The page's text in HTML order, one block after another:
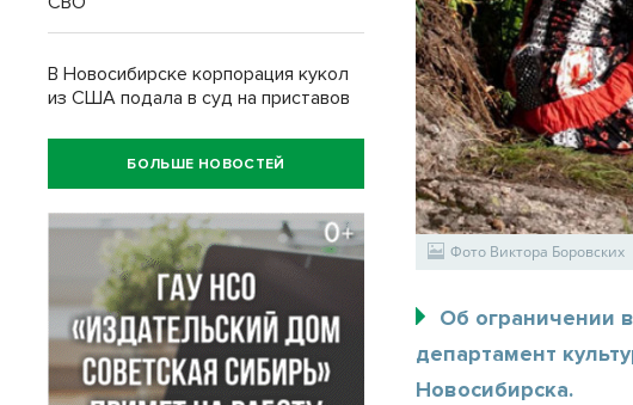
Фото Виктора Боровских
Об ограничении
департамент
Новосибирска.
В Новосибирске корпорация кукол
из США подала в суд на приставов
БОЛЬШЕ НОВОСТЕЙ